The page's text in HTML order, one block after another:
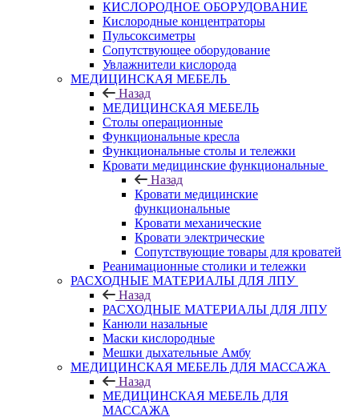
КИСЛОРОДНОЕ ОБОРУДОВАНИЕ
Кислородные концентраторы
Пульсоксиметры
Сопутствующее оборудование
Увлажнители кислорода
МЕДИЦИНСКАЯ МЕБЕЛЬ
Назад
МЕДИЦИНСКАЯ МЕБЕЛЬ
Столы операционные
Функциональные кресла
Функциональные столы и тележки
Кровати медицинские функциональные
Назад
Кровати медицинские
функциональные
Кровати механические
Кровати электрические
Сопутствующие товары для кроватей
Реанимационные столики и тележки
РАСХОДНЫЕ МАТЕРИАЛЫ ДЛЯ ЛПУ
Назад
РАСХОДНЫЕ МАТЕРИАЛЫ ДЛЯ ЛПУ
Канюли назальные
Маски кислородные
Мешки дыхательные Амбу
МЕДИЦИНСКАЯ МЕБЕЛЬ ДЛЯ МАССАЖА
Назад
МЕДИЦИНСКАЯ МЕБЕЛЬ ДЛЯ
МАССАЖА